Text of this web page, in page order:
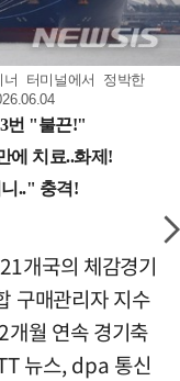
너 터미널에서 정박한
개국의 체감경기
구매관리자 지수
월 연속 경기축
뉴스, dpa 통신